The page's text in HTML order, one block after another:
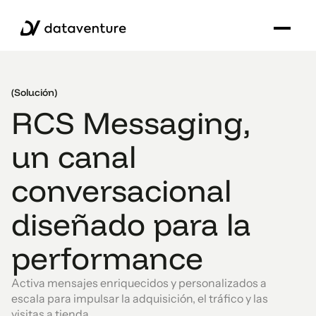
(Solución)
RCS Messaging,
un canal
conversacional
diseñado para la
performance
Activa mensajes enriquecidos y personalizados a
escala para impulsar la adquisición, el tráfico y las